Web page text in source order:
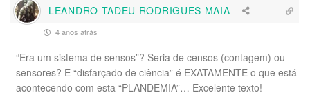
LEANDRO TADEU RODRIGUES MAIA
4 anos atrás
“Era um sistema de sensos”? Seria de censos (contagem) ou
sensores? E “disfarçado de ciência” é EXATAMENTE o que está
acontecendo com esta “PLANDEMIA”… Excelente texto!